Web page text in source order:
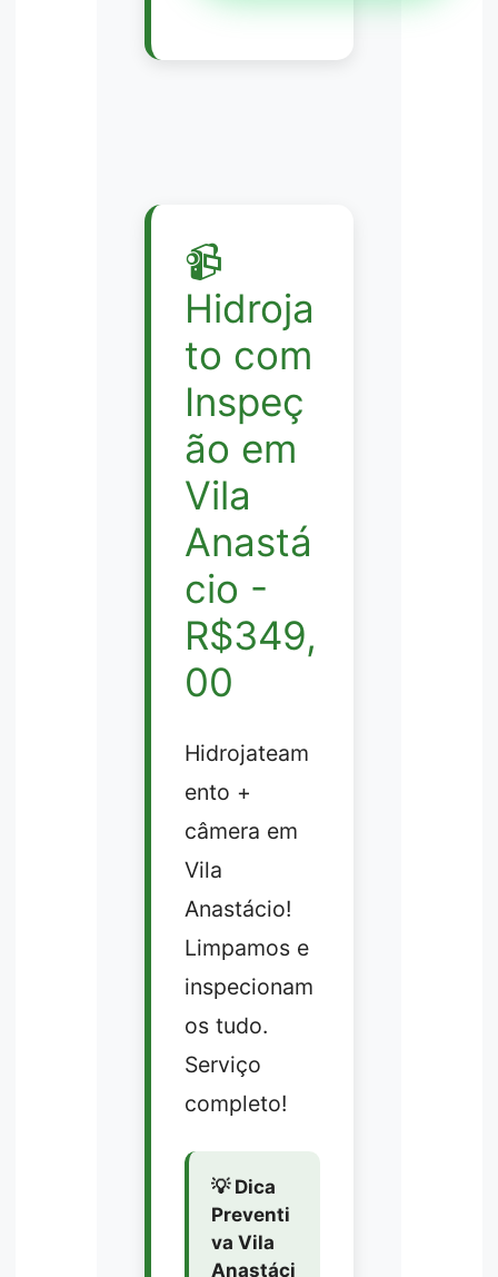
📹
Hidroja
to com
Inspeç
ão em
Vila
Anastá
cio -
R$349,
00
Hidrojateam
ento +
câmera em
Vila
Anastácio!
Limpamos e
inspecionam
os tudo.
Serviço
completo!
💡 Dica
Preventi
va Vila
Anastáci